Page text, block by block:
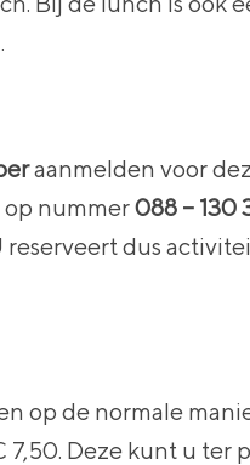
aanmelden voor
op nummer088 – 130
dus
op de normale
Deze kunt u ter